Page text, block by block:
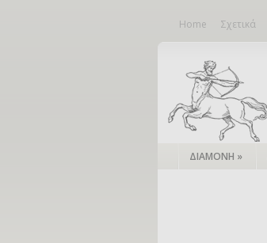
Home Σχετικά
ΔΙΑΜΟΝΗ »